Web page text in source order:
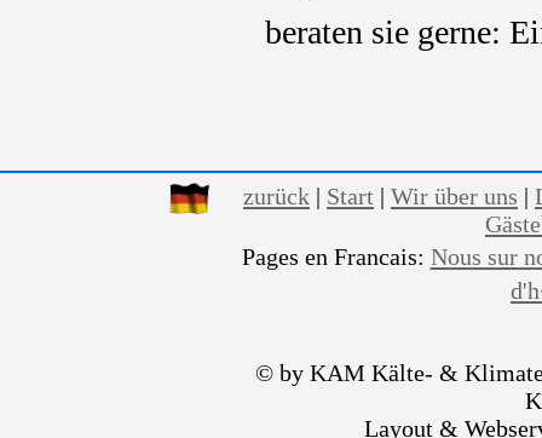
beraten sie gerne:
zurück | Start | Wir über uns |
Pages en Francais: Nous sur
© by KAM Kälte- &
Layout &